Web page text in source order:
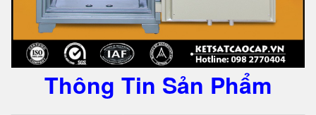
Thông Tin Sản Phẩm